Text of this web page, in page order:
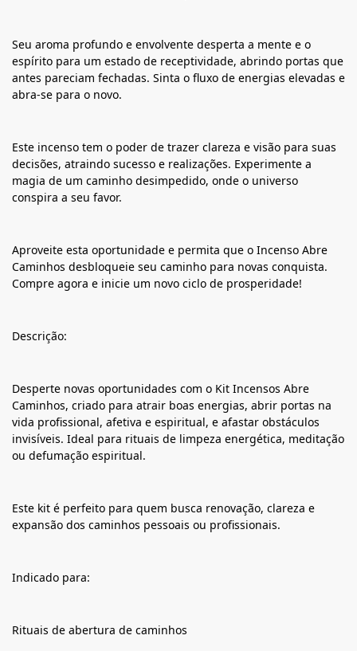
Seu aroma profundo e envolvente desperta a mente e o
espírito para um estado de receptividade, abrindo portas que
antes pareciam fechadas. Sinta o fluxo de energias elevadas e
abra-se para o novo.
Este incenso tem o poder de trazer clareza e visão para suas
decisões, atraindo sucesso e realizações. Experimente a
magia de um caminho desimpedido, onde o universo
conspira a seu favor.
Aproveite esta oportunidade e permita que o Incenso Abre
Caminhos desbloqueie seu caminho para novas conquista.
Compre agora e inicie um novo ciclo de prosperidade!
Descrição:
Desperte novas oportunidades com o Kit Incensos Abre
Caminhos, criado para atrair boas energias, abrir portas na
vida profissional, afetiva e espiritual, e afastar obstáculos
invisíveis. Ideal para rituais de limpeza energética, meditação
ou defumação espiritual.
Este kit é perfeito para quem busca renovação, clareza e
expansão dos caminhos pessoais ou profissionais.
Indicado para:
Rituais de abertura de caminhos